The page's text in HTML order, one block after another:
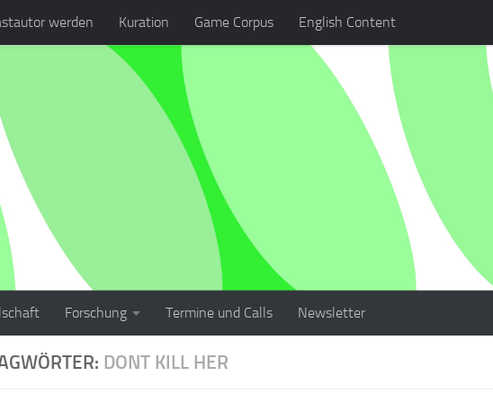
werden Kuration Game Corpus English Content
Forschung Termine und Calls Newsletter
DONT KILL HER